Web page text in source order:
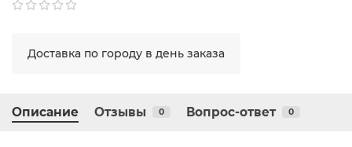
Доставка по городу в день заказа
Описание Отзывы 0 Вопрос-ответ 0